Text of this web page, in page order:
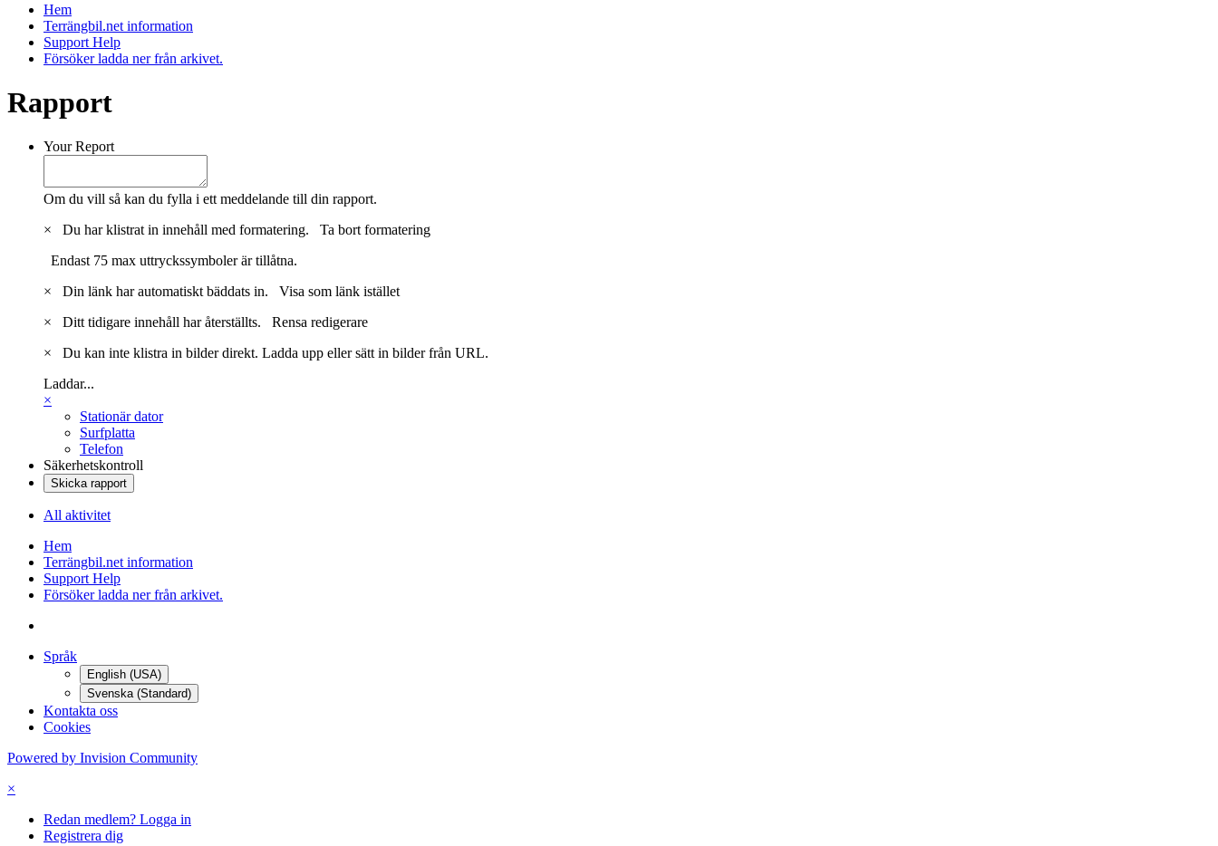
Hem
Terrängbil.net information
Support Help
Försöker ladda ner från arkivet.
Rapport
Your Report
Om du vill så kan du fylla i ett meddelande till din rapport.
×
Du har klistrat in innehåll med formatering. Ta bort formatering
Endast 75 max uttryckssymboler är tillåtna.
×
Din länk har automatiskt bäddats in. Visa som länk istället
×
Ditt tidigare innehåll har återställts. Rensa redigerare
×
Du kan inte klistra in bilder direkt. Ladda upp eller sätt in bilder från URL.
Laddar...
×
Stationär dator
Surfplatta
Telefon
Säkerhetskontroll
Skicka rapport
All aktivitet
Hem
Terrängbil.net information
Support Help
Försöker ladda ner från arkivet.
Språk
English (USA)
Svenska (Standard)
Kontakta oss
Cookies
Powered by Invision Community
×
Redan medlem? Logga in
Registrera dig